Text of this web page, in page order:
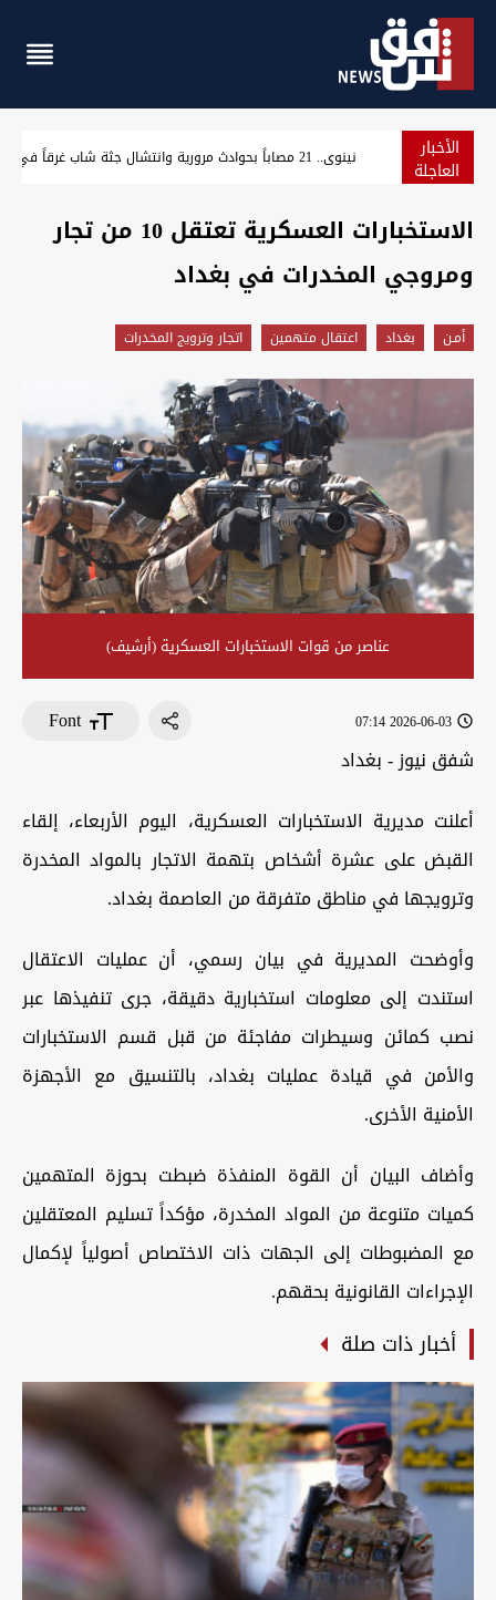
الأخبار
العاجلة حراك شمال البصرة يرفع 5 مطالب ويهدد بإغلاق الشوارع والحقول النفطية
الاستخبارات العسكرية تعتقل 10 من تجار
ومروجي المخدرات في بغداد
أمـن بغداد اعتقال متهمين اتجار وترويج المخدرات
عناصر من قوات الاستخبارات العسكرية (أرشيف)
2026-06-03 07:14
Font
شفق نيوز - بغداد
أعلنت مديرية الاستخبارات العسكرية، اليوم الأربعاء، إلقاء
القبض على عشرة أشخاص بتهمة الاتجار بالمواد المخدرة
وترويجها في مناطق متفرقة من العاصمة بغداد.
وأوضحت المديرية في بيان رسمي، أن عمليات الاعتقال
استندت إلى معلومات استخبارية دقيقة، جرى تنفيذها عبر
نصب كمائن وسيطرات مفاجئة من قبل قسم الاستخبارات
والأمن في قيادة عمليات بغداد، بالتنسيق مع الأجهزة
الأمنية الأخرى.
وأضاف البيان أن القوة المنفذة ضبطت بحوزة المتهمين
كميات متنوعة من المواد المخدرة، مؤكداً تسليم المعتقلين
مع المضبوطات إلى الجهات ذات الاختصاص أصولياً لإكمال
الإجراءات القانونية بحقهم.
أخبار ذات صلة